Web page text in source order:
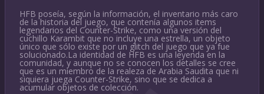
HFB poseía, según la información, el inventario más caro
de la historia del juego, que contenía algunos items
legendarios del Counter-Strike, como una versión del
cuchillo Karambit que no incluye una estrella, un objeto
único que sólo existe por un glitch del juego que ya fue
solucionado.La identidad de HFB es una leyenda en la
comunidad, y aunque no se conocen los detalles se cree
que es un miembro de la realeza de Arabia Saudita que ni
siquiera juega Counter-Strike, sino que se dedica a
acumular objetos de colección.